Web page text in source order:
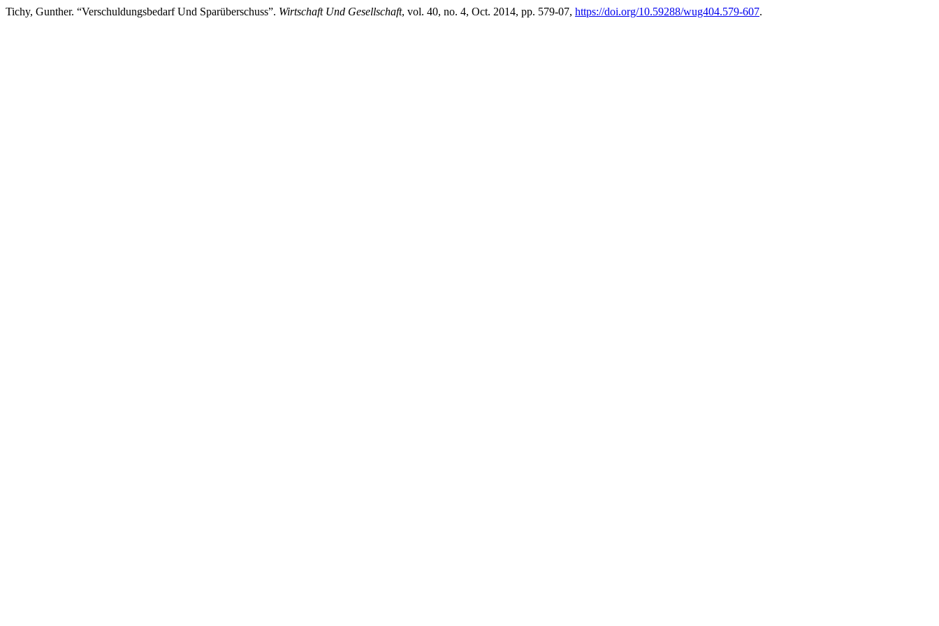
Tichy, Gunther. “Verschuldungsbedarf Und Sparüberschuss”. Wirtschaft Und Gesellschaft, vol. 40, no. 4, Oct. 2014, pp. 579-07, https://doi.org/10.59288/wug404.579-607.